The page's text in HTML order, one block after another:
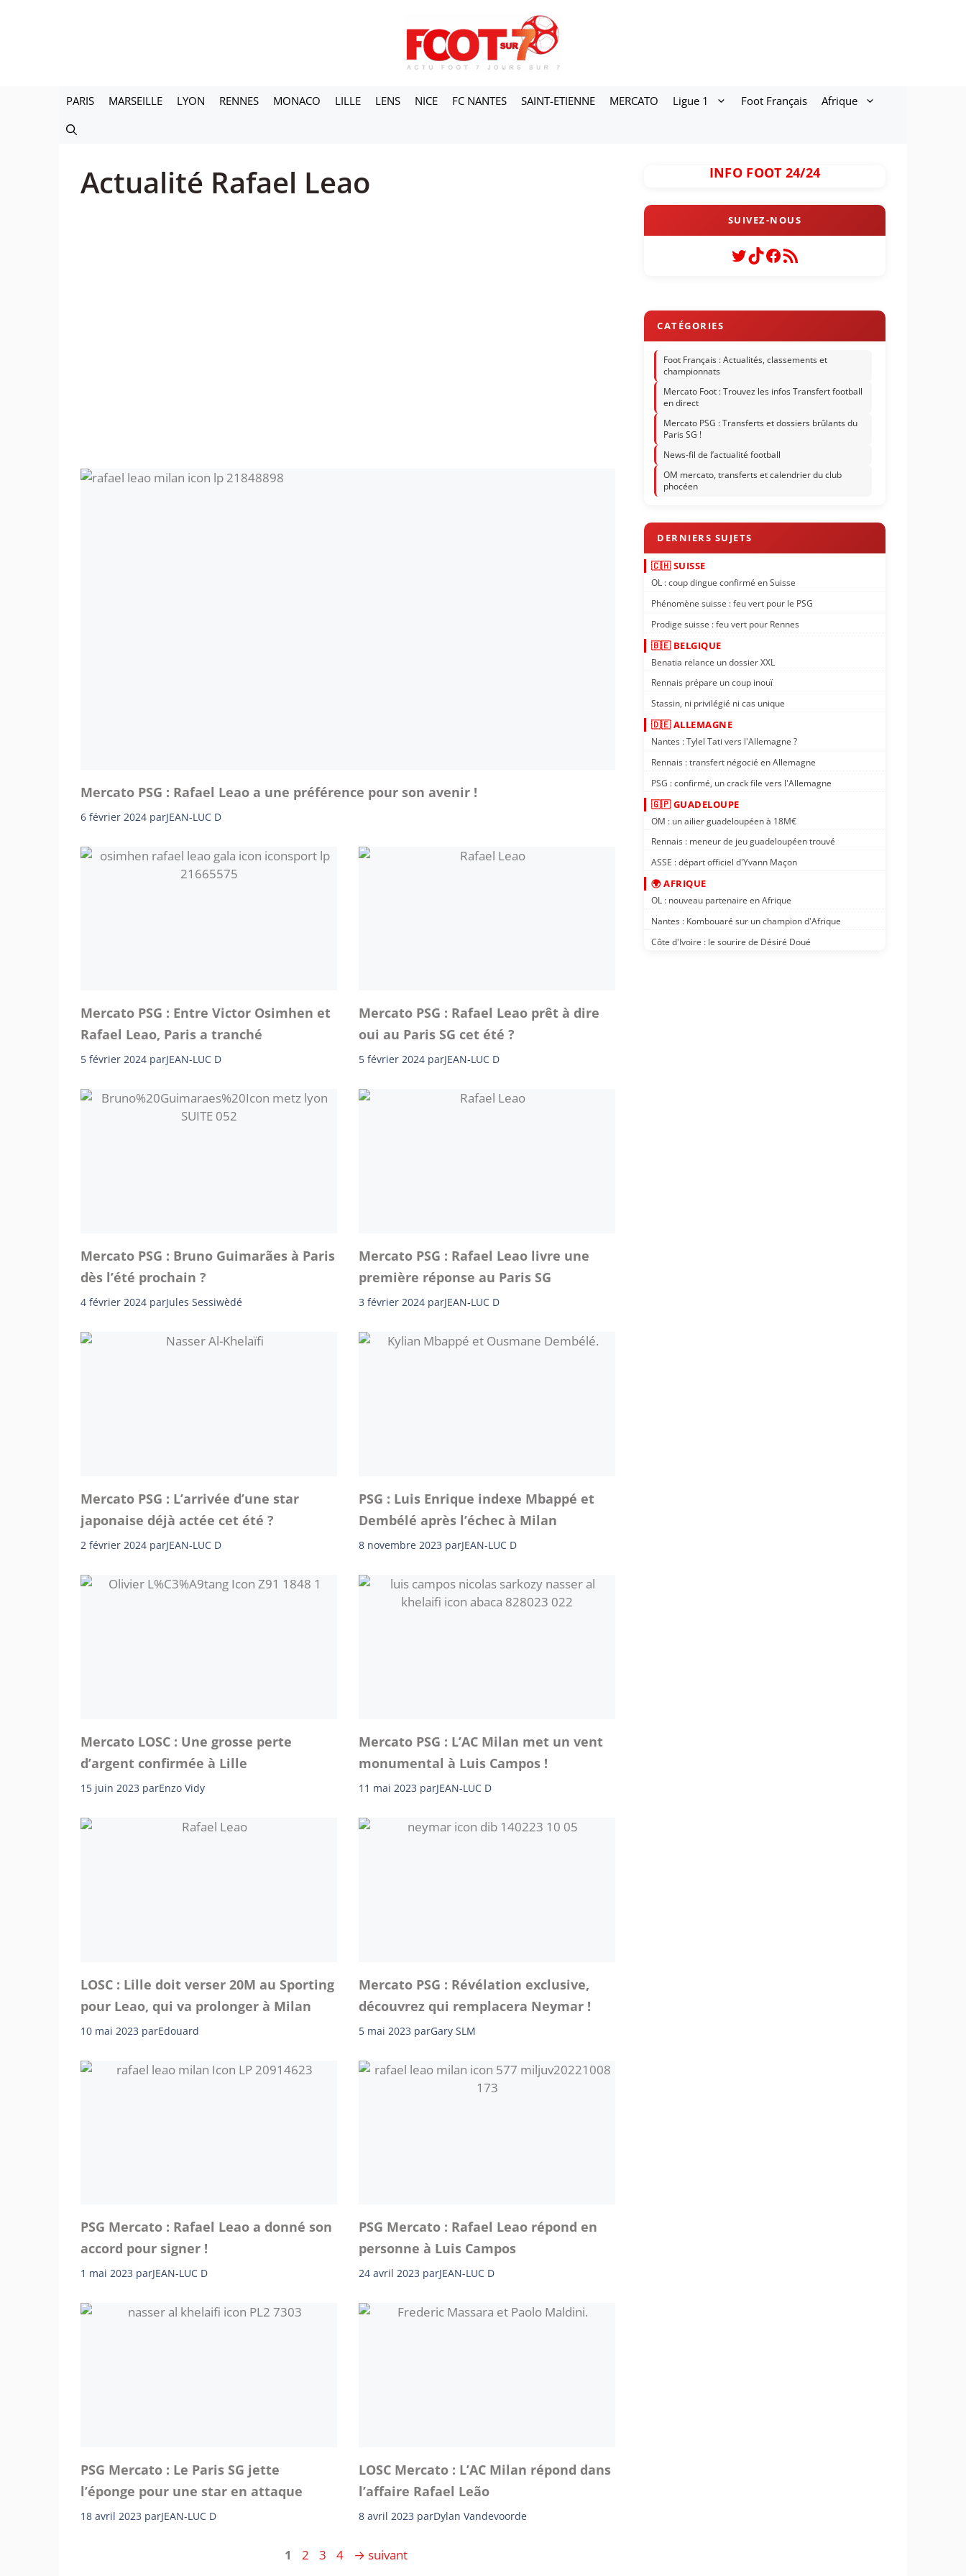
PARIS MARSEILLE LYON RENNES MONACO LILLE LENS NICE FC NANTES SAINT-ETIENNE MERCATO Ligue 1 Foot Français Afrique
Actualité Rafael Leao
Mercato PSG : Rafael Leao a une préférence pour son avenir !
6 février 2024 parJEAN-LUC D
Mercato PSG : Entre Victor Osimhen et
Rafael Leao, Paris a tranché
5 février 2024 parJEAN-LUC D
Mercato PSG : Rafael Leao prêt à dire
oui au Paris SG cet été ?
5 février 2024 parJEAN-LUC D
Mercato PSG : Bruno Guimarães à Paris
dès l’été prochain ?
4 février 2024 parJules Sessiwèdé
Mercato PSG : Rafael Leao livre une
première réponse au Paris SG
3 février 2024 parJEAN-LUC D
Mercato PSG : L’arrivée d’une star
japonaise déjà actée cet été ?
2 février 2024 parJEAN-LUC D
PSG : Luis Enrique indexe Mbappé et
Dembélé après l’échec à Milan
8 novembre 2023 parJEAN-LUC D
Mercato LOSC : Une grosse perte
d’argent confirmée à Lille
15 juin 2023 parEnzo Vidy
Mercato PSG : L’AC Milan met un vent
monumental à Luis Campos !
11 mai 2023 parJEAN-LUC D
LOSC : Lille doit verser 20M au Sporting
pour Leao, qui va prolonger à Milan
10 mai 2023 parEdouard
Mercato PSG : Révélation exclusive,
découvrez qui remplacera Neymar !
5 mai 2023 parGary SLM
PSG Mercato : Rafael Leao a donné son
accord pour signer !
1 mai 2023 parJEAN-LUC D
PSG Mercato : Rafael Leao répond en
personne à Luis Campos
24 avril 2023 parJEAN-LUC D
PSG Mercato : Le Paris SG jette
l’éponge pour une star en attaque
18 avril 2023 parJEAN-LUC D
LOSC Mercato : L’AC Milan répond dans
l’affaire Rafael Leão
8 avril 2023 parDylan Vandevoorde
Page
1 Page
2 Page
3 Page
4 → suivant
INFO FOOT 24/24
Twitter
TikTok
Facebook
Flux RSS
Foot Français : Actualités, classements et
championnats
Mercato Foot : Trouvez les infos Transfert football
en direct
Mercato PSG : Transferts et dossiers brûlants du
Paris SG !
News-fil de l’actualité football
OM mercato, transferts et calendrier du club
phocéen
🇨🇭 SUISSE
OL : coup dingue confirmé en Suisse
Phénomène suisse : feu vert pour le PSG
Prodige suisse : feu vert pour Rennes
🇧🇪 BELGIQUE
Benatia relance un dossier XXL
Rennais prépare un coup inouï
Stassin, ni privilégié ni cas unique
🇩🇪 ALLEMAGNE
Nantes : Tylel Tati vers l'Allemagne ?
Rennais : transfert négocié en Allemagne
PSG : confirmé, un crack file vers l'Allemagne
🇬🇵 GUADELOUPE
OM : un ailier guadeloupéen à 18M€
Rennais : meneur de jeu guadeloupéen trouvé
ASSE : départ officiel d'Yvann Maçon
🌍 AFRIQUE
OL : nouveau partenaire en Afrique
Nantes : Kombouaré sur un champion d'Afrique
Côte d'Ivoire : le sourire de Désiré Doué